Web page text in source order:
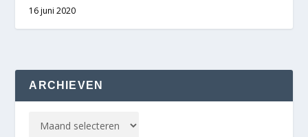
16 juni 2020
ARCHIEVEN